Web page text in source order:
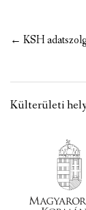
Post
← KSH
Külterületi